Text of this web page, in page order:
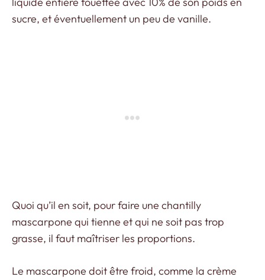
sucre, et éventuellement un peu de vanille.
Quoi qu’il en soit, pour faire une chantilly
mascarpone qui tienne et qui ne soit pas trop
grasse, il faut maîtriser les proportions.
Le mascarpone doit être froid, comme la crème